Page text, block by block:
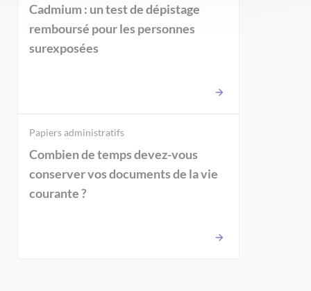
Cadmium : un test de dépistage
remboursé pour les personnes
surexposées
Papiers administratifs
Combien de temps devez-vous
conserver vos documents de la vie
courante ?